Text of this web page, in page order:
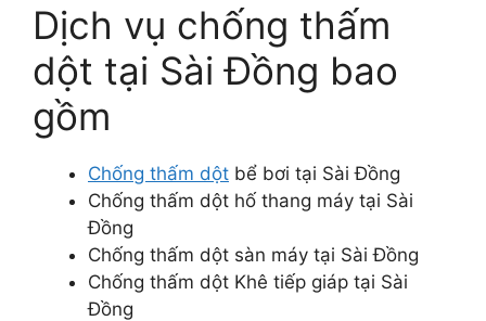
Dịch vụ chống thấm
dột tại Sài Đồng bao
gồm
Chống thấm dột bể bơi tại Sài Đồng
Chống thấm dột hố thang máy tại Sài
Đồng
Chống thấm dột sàn máy tại Sài Đồng
Chống thấm dột Khê tiếp giáp tại Sài
Đồng